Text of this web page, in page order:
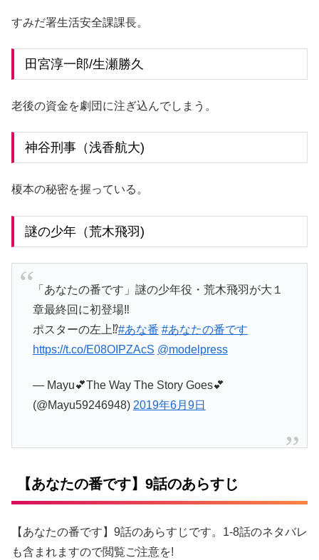
すみだ署生活安全課課長。
田宮淳一郎/生瀬勝久
老後の資金を劇団に注ぎ込んでしまう。
神谷刑事（浅香航大)
榎本の秘密を握っている。
謎の少年（荒木飛羽)
「あなたの番です」謎の少年役・荒木飛羽が大１
章最終回に初登場‼
ポスターの左上⁉️#あな番 #あなたの番です
https://t.co/E08OIPZAcS @modelpress
— Mayu💕The Way The Story Goes💕
(@Mayu59246948) 2019年6月9日
【あなたの番です】9話のあらすじ
【あなたの番です】9話のあらすじです。1-8話のネタバレ
も含まれますので閲覧ご注意を!